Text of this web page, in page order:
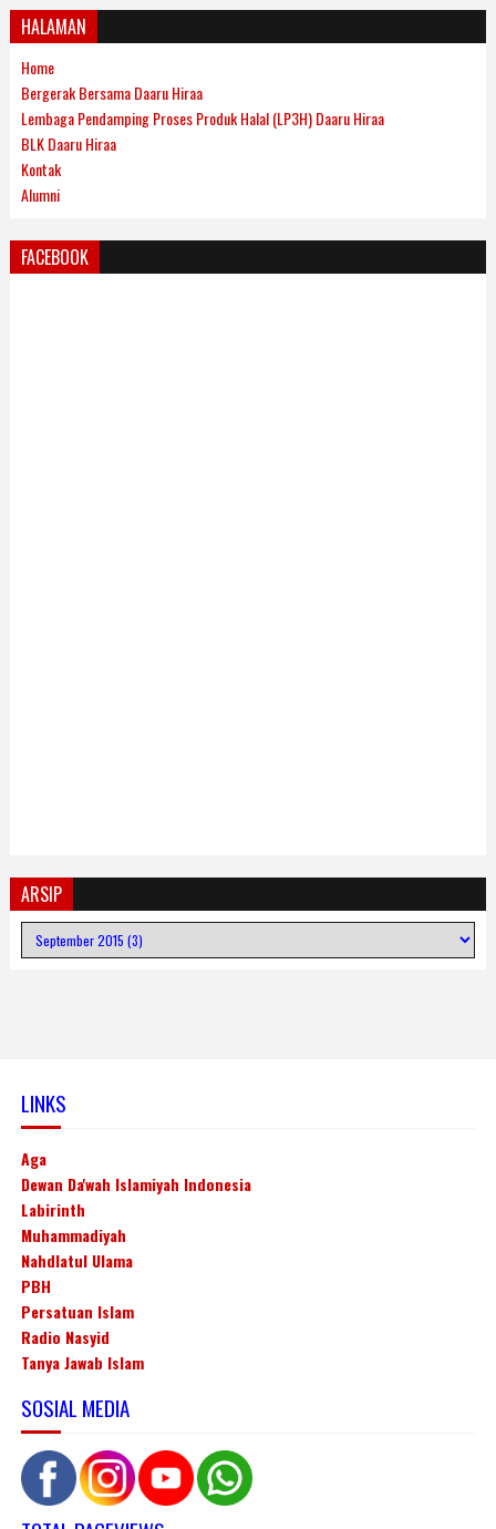
HALAMAN
Home
Bergerak Bersama Daaru Hiraa
Lembaga Pendamping Proses Produk Halal (LP3H) Daaru Hiraa
BLK Daaru Hiraa
Kontak
Alumni
FACEBOOK
ARSIP
LINKS
Aga
Dewan Da'wah Islamiyah Indonesia
Labirinth
Muhammadiyah
Nahdlatul Ulama
PBH
Persatuan Islam
Radio Nasyid
Tanya Jawab Islam
SOSIAL MEDIA